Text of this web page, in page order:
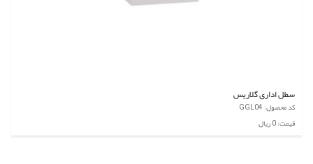
سطل اداری گلاریس
کد محصول: GGL04
قیمت: 0 ریال